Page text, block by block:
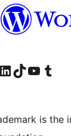
Instagram kontu
Apmeklējiet mūsu LinkedIn kontu
Apmeklējiet mūsu TikTok kontu
Apmeklējiet mūsu YouTube kanālu
Apmeklējiet mūsu Tumblr kontu
is the